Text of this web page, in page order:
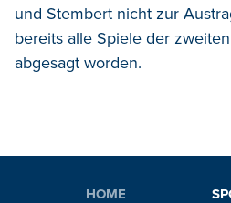
und Stembert nicht zur
bereits alle Spiele der
abgesagt worden.
HOME